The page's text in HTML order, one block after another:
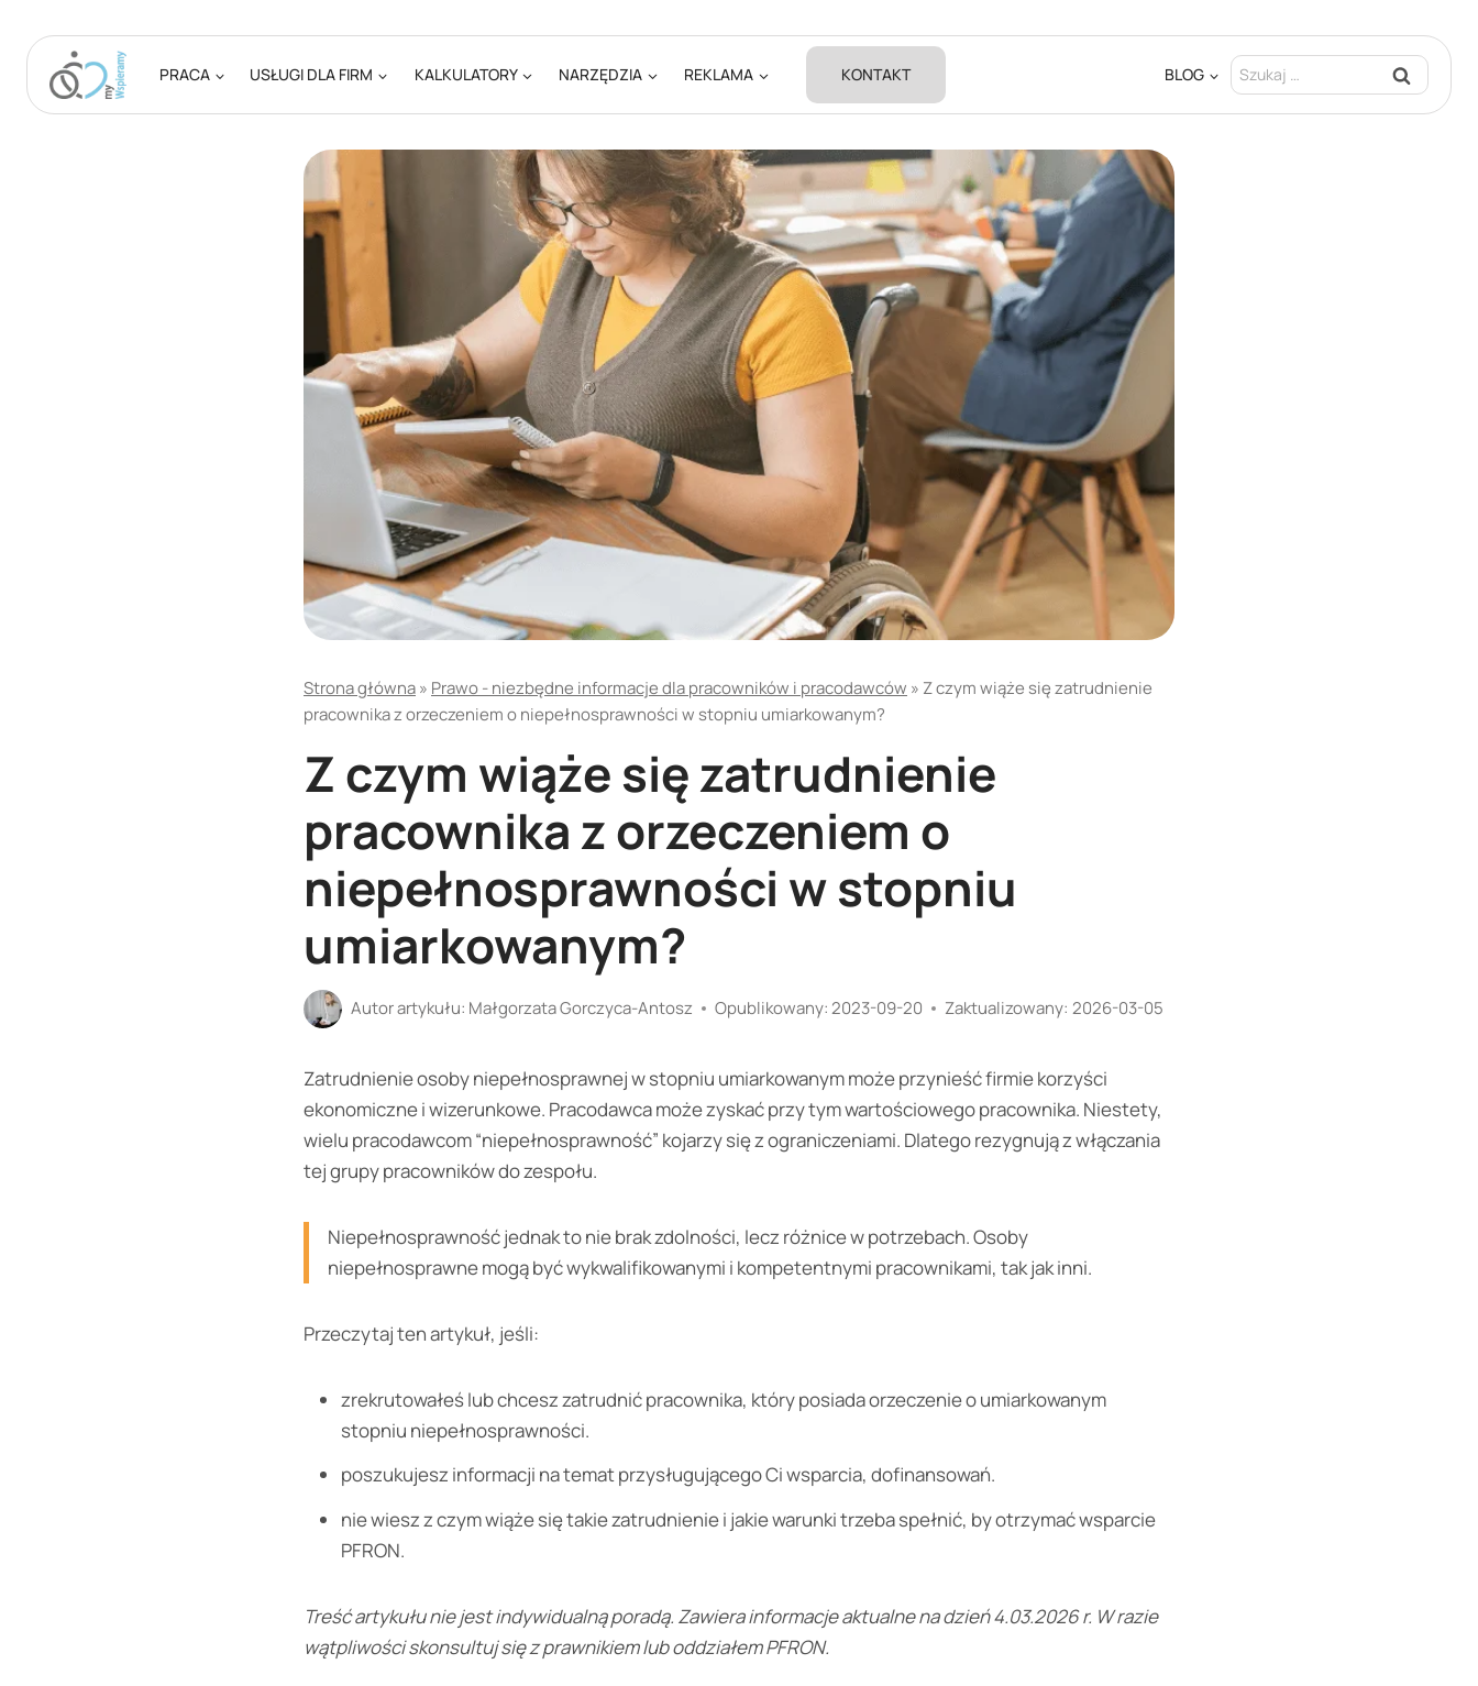
PRACA USŁUGI DLA FIRM KALKULATORY NARZĘDZIA REKLAMA KONTAKT BLOG Szukaj:
Strona główna» Prawo - niezbędne informacje dla pracowników i pracodawców » Z czym wiąże się zatrudnienie
pracownika z orzeczeniem o niepełnosprawności w stopniu umiarkowanym?
Z czym wiąże się zatrudnienie
pracownika z orzeczeniem o
niepełnosprawności w stopniu
umiarkowanym?
Autor artykułu: Małgorzata Gorczyca-Antosz Opublikowany: 2023-09-20 Zaktualizowany: 2026-03-05
Zatrudnienie osoby niepełnosprawnej w stopniu umiarkowanym może przynieść firmie korzyści
ekonomiczne i wizerunkowe. Pracodawca może zyskać przy tym wartościowego pracownika. Niestety,
wielu pracodawcom “niepełnosprawność” kojarzy się z ograniczeniami. Dlatego rezygnują z włączania
tej grupy pracowników do zespołu.
Niepełnosprawność jednak to nie brak zdolności, lecz różnice w potrzebach. Osoby
niepełnosprawne mogą być wykwalifikowanymi i kompetentnymi pracownikami, tak jak inni.
Przeczytaj ten artykuł, jeśli:
zrekrutowałeś lub chcesz zatrudnić pracownika, który posiada orzeczenie o umiarkowanym
stopniu niepełnosprawności.
poszukujesz informacji na temat przysługującego Ci wsparcia, dofinansowań.
nie wiesz z czym wiąże się takie zatrudnienie i jakie warunki trzeba spełnić, by otrzymać wsparcie
PFRON.
Treść artykułu nie jest indywidualną poradą. Zawiera informacje aktualne na dzień 4.03.2026 r. W razie
wątpliwości skonsultuj się z prawnikiem lub oddziałem PFRON.